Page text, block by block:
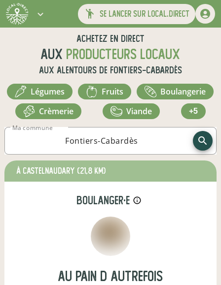
se lancer sur local.direct
Achetez en direct
aux producteurs locaux
aux alentours de Fontiers-Cabardès
légumes fruits
boulangerie
crèmerie
viande +5
Ma commune
à Castelnaudary (21,8 km)
boulanger·e info_outline
Au pain d autrefois